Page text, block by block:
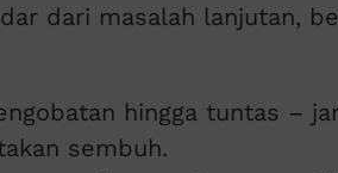
dari masalah lanjutan,
hingga tuntas –
sembuh.